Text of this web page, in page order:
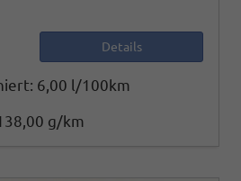
Details
6,00 l/100km
g/km